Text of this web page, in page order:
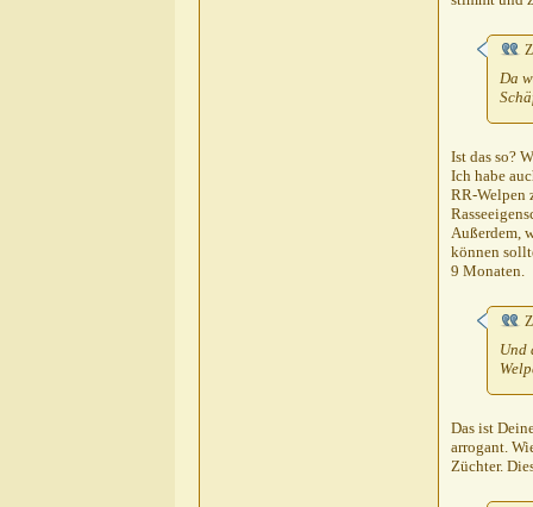
28.10.2010,
28.10.2010,
Da
Ist das so?
Ich habe
RR-Welpen
Außerdem,
können
9 Monaten.
Und
Das ist
arrogant.
Züchter.